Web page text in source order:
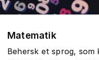
Matematik
Behersk et sprog, som